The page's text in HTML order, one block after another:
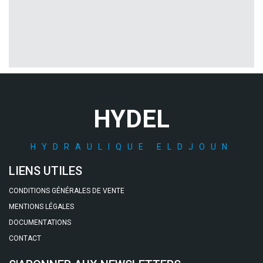
HYDEL
HYDRAULIQUE ELDJOUN
LIENS UTILES
CONDITIONS GÉNÉRALES DE VENTE
MENTIONS LÉGALES
DOCUMENTATIONS
CONTACT